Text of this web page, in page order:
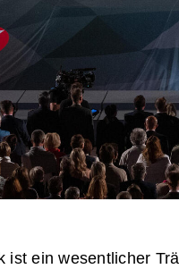
ist ein wesentlicher